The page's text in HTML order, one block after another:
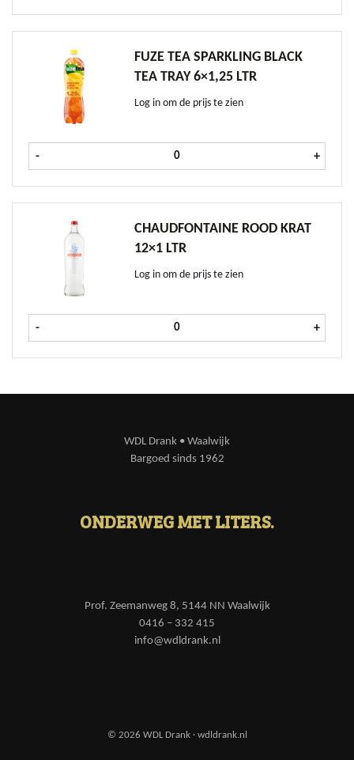
FUZE TEA SPARKLING BLACK
TEA TRAY 6×1,25 LTR
Log in om de prijs te zien
- Fuze Tea Sparkling Black Tea tray
+
CHAUDFONTAINE ROOD KRAT
12×1 LTR
Log in om de prijs te zien
- Chaudfontaine Rood krat 12x1 ltr
+
WDL Drank • Waalwijk
Bargoed sinds 1962
ONDERWEG MET LITERS.
Prof. Zeemanweg 8, 5144 NN Waalwijk
0416 – 332 415
info@wdldrank.nl
© 2026 WDL Drank · wdldrank.nl